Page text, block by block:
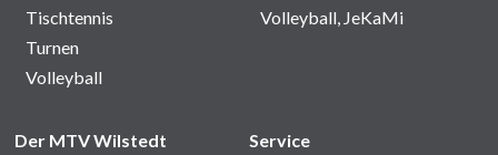
Tischtennis
Turnen
Volleyball
Volleyball, JeKaMi
Der MTV Wilstedt Service